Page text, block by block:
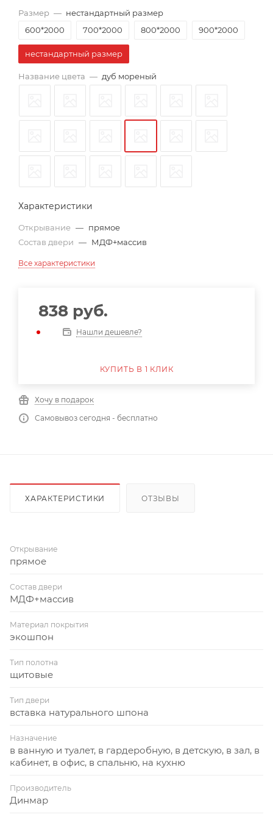
Размер — нестандартный размер
600*2000
700*2000 800*2000 900*2000
нестандартный размер
Название цвета — дуб мореный
Характеристики
Открывание — прямое
Состав двери — МДФ+массив
Все характеристики
838 руб.
Нашли дешевле?
КУПИТЬ В 1 КЛИК
Хочу в подарок
Самовывоз сегодня - бесплатно
ХАРАКТЕРИСТИКИ ОТЗЫВЫ
Открывание
прямое
Состав двери
МДФ+массив
Материал покрытия
экошпон
Тип полотна
щитовые
Тип двери
вставка натурального шпона
Назначение
в ванную и туалет, в гардеробную, в детскую, в зал, в
кабинет, в офис, в спальню, на кухню
Производитель
Динмар